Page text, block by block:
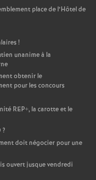
place de l’Hôtel de
!
unanime à la
obtenir le
pour les concours
REP+, la carotte et le
?
doit négocier pour une
ouvert jusque vendredi